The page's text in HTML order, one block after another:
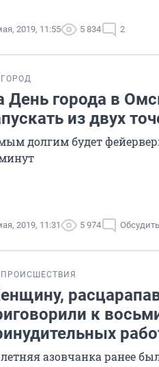
2019, 11:55 5 834 2
ГОРОД
День города в
из двух
долгим будет
2019, 11:31 5 974 Обсудить
ПРОИСШЕСТВИЯ
к
азовчанка ранее